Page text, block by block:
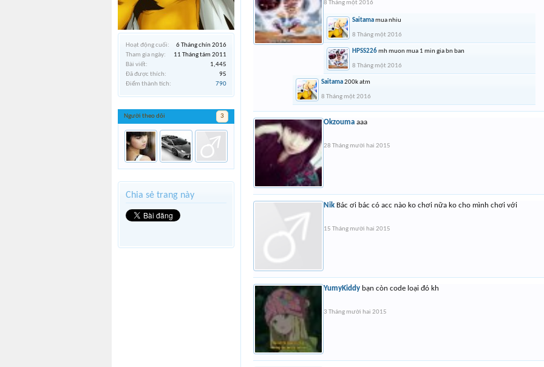
Hoạt động cuối:
6 Tháng chín 2016
Tham gia ngày:
11 Tháng tám 2011
Bài viết:
1,445
Đã được thích:
95
Điểm thành tích:
790
Người theo dõi 3
Chia sẻ trang này
8 Tháng một 2016
Saitamamua nhiu
8 Tháng một 2016
HPSS226mh muon mua 1 min gia bn ban
8 Tháng một 2016
Saitama200k atm
8 Tháng một 2016
Okzouma aaa
28 Tháng mười hai 2015
Nik Bác ơi bác có acc nào ko chơi nữa ko cho mình chơi với
15 Tháng mười hai 2015
YumyKiddy bạn còn code loại đó kh
3 Tháng mười hai 2015